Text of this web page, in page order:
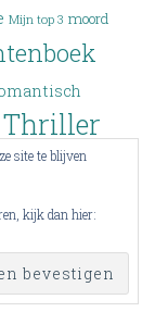
Mijn top 3 moord
Thriller
Verlies
up YA
site te blijven
kijk dan hier: